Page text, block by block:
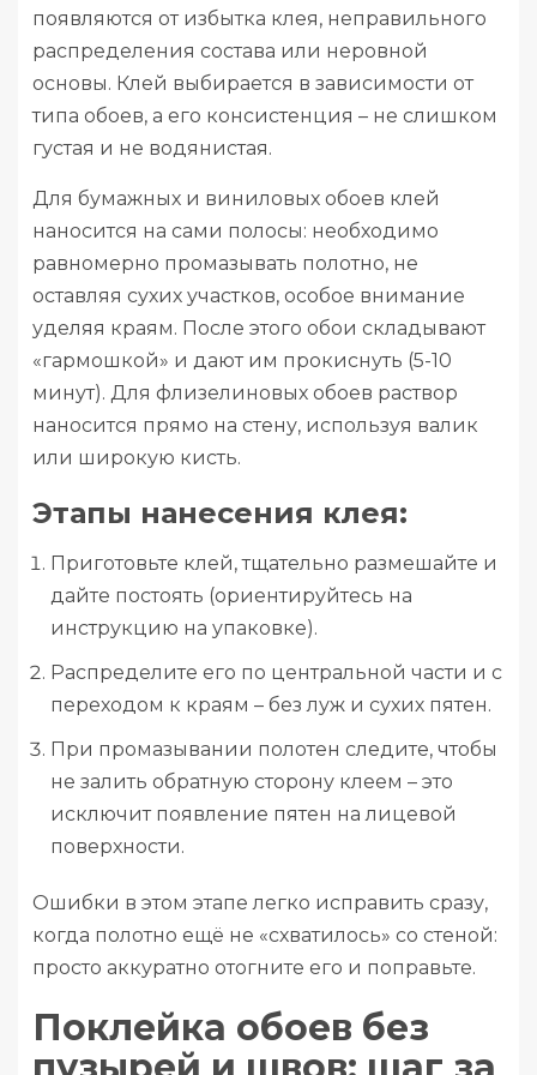
появляются от избытка клея, неправильного
распределения состава или неровной
основы. Клей выбирается в зависимости от
типа обоев, а его консистенция – не слишком
густая и не водянистая.
Для бумажных и виниловых обоев клей
наносится на сами полосы: необходимо
равномерно промазывать полотно, не
оставляя сухих участков, особое внимание
уделяя краям. После этого обои складывают
«гармошкой» и дают им прокиснуть (5-10
минут). Для флизелиновых обоев раствор
наносится прямо на стену, используя валик
или широкую кисть.
Этапы нанесения клея:
Приготовьте клей, тщательно размешайте и
дайте постоять (ориентируйтесь на
инструкцию на упаковке).
Распределите его по центральной части и с
переходом к краям – без луж и сухих пятен.
При промазывании полотен следите, чтобы
не залить обратную сторону клеем – это
исключит появление пятен на лицевой
поверхности.
Ошибки в этом этапе легко исправить сразу,
когда полотно ещё не «схватилось» со стеной:
просто аккуратно отогните его и поправьте.
Поклейка обоев без